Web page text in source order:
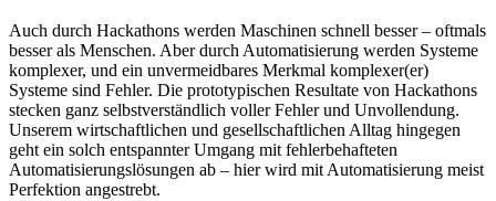
Auch durch Hackathons werden Maschinen schnell besser – oftmals
besser als Menschen. Aber durch Automatisierung werden Systeme
komplexer, und ein unvermeidbares Merkmal komplexer(er)
Systeme sind Fehler. Die prototypischen Resultate von Hackathons
stecken ganz selbstverständlich voller Fehler und Unvollendung.
Unserem wirtschaftlichen und gesellschaftlichen Alltag hingegen
geht ein solch entspannter Umgang mit fehlerbehafteten
Automatisierungslösungen ab – hier wird mit Automatisierung meist
Perfektion angestrebt.